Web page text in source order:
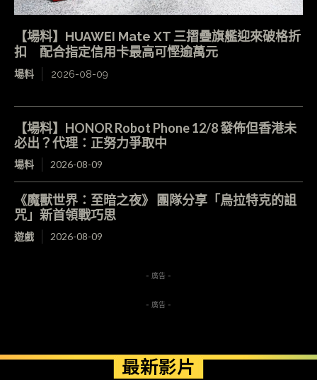
【場料】HUAWEI Mate XT 三摺疊旗艦迎來破格折
扣 配合指定信用卡最高可慳逾萬元
場料 2026-08-09
【場料】HONOR Robot Phone 12/8 發佈但香港未
必出？代理：正努力爭取中
場料 2026-08-09
《魔獸世界：至暗之夜》 團隊分享「烏拉特克的詛
咒」新首領戰巧思
遊戲 2026-08-09
- 廣告 -
- 廣告 -
最新影片